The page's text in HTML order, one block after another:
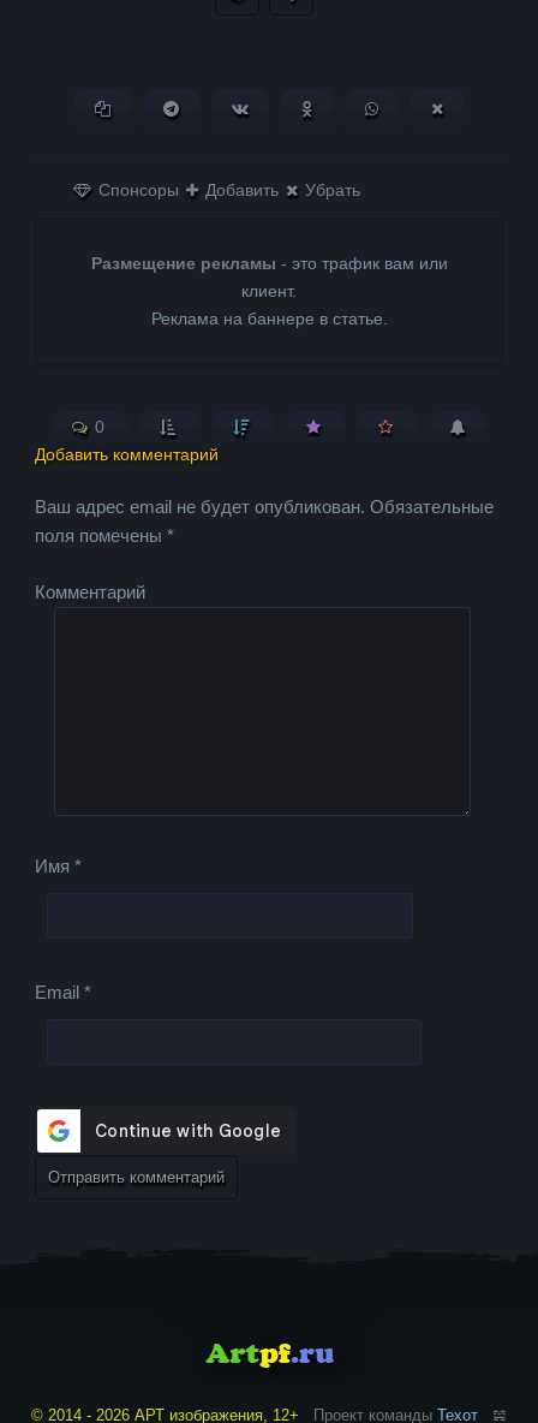
Копировать ссылкуПоделиться в Telegram
Поделиться ВКонтактеПоделиться в
Поделиться в
Спонсоры Добавить Убрать
Размещение рекламы - это трафик вам или
клиент.
Реклама на баннере в статье.
0
Добавить комментарий
Ваш адрес email не будет опубликован. Обязательные
поля помечены*
Комментарий
Имя*
Email*
© 2014 - 2026 АРТ изображения, 12+ Проект команды Техот 𝌴